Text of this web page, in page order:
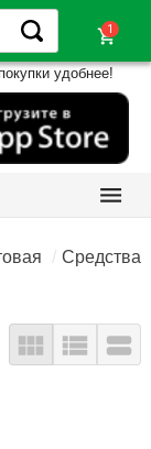
shopping_cart
удобнее!

Средства
  